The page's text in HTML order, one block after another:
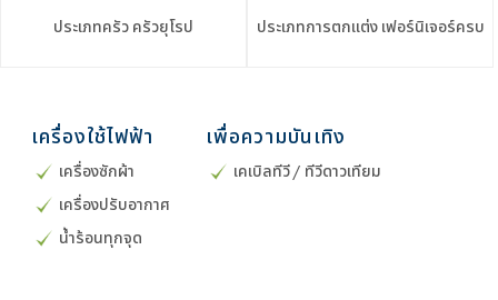
ประเภทครัว ครัวยุโรป ประเภทการตกแต่ง เฟอร์นิเจอร์ครบ
เครื่องใช้ไฟฟ้า
เครื่องซักผ้า
เครื่องปรับอากาศ
น้ำร้อนทุกจุด
เพื่อความบันเทิง
เคเบิลทีวี / ทีวีดาวเทียม